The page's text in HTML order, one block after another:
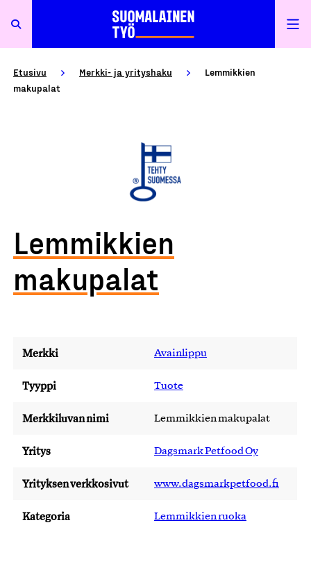
Etusivu Merkki- ja yrityshaku
Lemmikkien
makupalat
Lemmikkien
makupalat
Merkki Avainlippu
Tyyppi Tuote
Merkkiluvan nimi Lemmikkien makupalat
Yritys Dagsmark Petfood Oy
Yrityksen verkkosivut www.dagsmarkpetfood.fi
Kategoria Lemmikkien ruoka